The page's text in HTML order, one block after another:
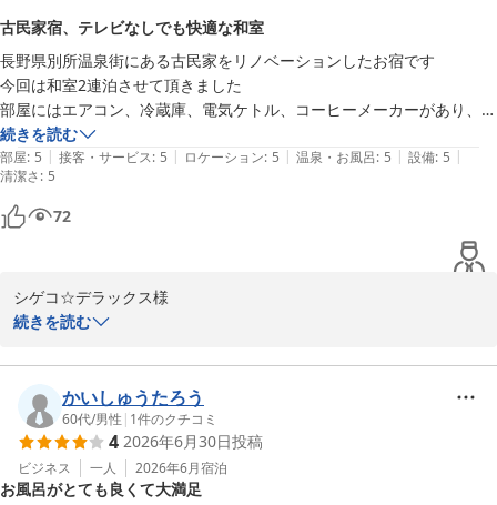
考になる内容で感謝しております。
「夜だけでなく朝風呂もぜひ」というおすすめも、別所温泉の魅力
を存分に楽しんでいただいたことが伝わり、スタッフ一同とても嬉
しい気持ちになりました。
これからも心地よい滞在をご提供できるよう努めてまいります。ま
た別所温泉へお越しの際は、ぜひお立ち寄りください。スタッフ一
同、心よりお待ちしております。
Ｓｍｏｏｔｈ＆Ｌｉｖｉｎｇ
2026-06-29
古民家宿、テレビなしでも快適な和室
長野県別所温泉街にある古民家をリノベーションしたお宿です
今回は和室2連泊させて頂きました
部屋にはエアコン、冷蔵庫、電気ケトル、コーヒーメーカーがあり、テ
レビはありません
私はタブレットで動画等をみていたので正直言って朝までテレビが無い
続きを読む
部屋: 5 | 接客・サービス: 5 | ロケーション: 5 | 温泉・お風呂: 5 | 設備: 5 |
清潔さ: 5
72
シゲコ☆デラックス様
す。
古民家ならではの落ち着いた空間で、ゆっくりお過ごしいただけた
ようで何よりです。
当館では、皆様に日常から少し離れて穏やかな時間を過ごしていた
だきたいという思いから、他のゲストハウスと同様にお部屋へテレ
続きを読む
かいしゅうたろう
60代/男性 | 1件のクチコミ
4 2026年6月30日投稿
ビジネス 一人 2026年6月宿泊
お風呂がとても良くて大満足